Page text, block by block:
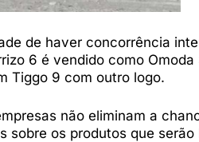
de haver concorrência
6 é vendido como
Tiggo 9 com outro logo.
não eliminam a
sobre os produtos que serão